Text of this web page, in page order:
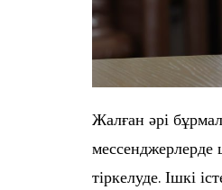
Жалған әрі
тіркелуде. Ішкі